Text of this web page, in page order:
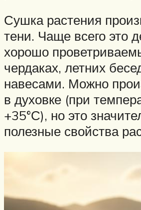
Сушка растения
тени. Чаще всего это
хорошо
чердаках, летних
навесами. Можно
в духовке (при
+35°С), но это
полезные свойства